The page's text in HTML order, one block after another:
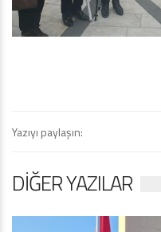
Yazıyı paylaşın:
DIĞER YAZILAR